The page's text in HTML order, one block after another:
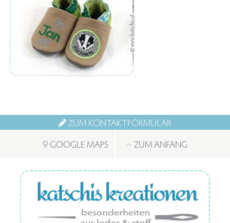
ZUM KONTAKTFORMULAR
GOOGLE MAPS
ZUM ANFANG